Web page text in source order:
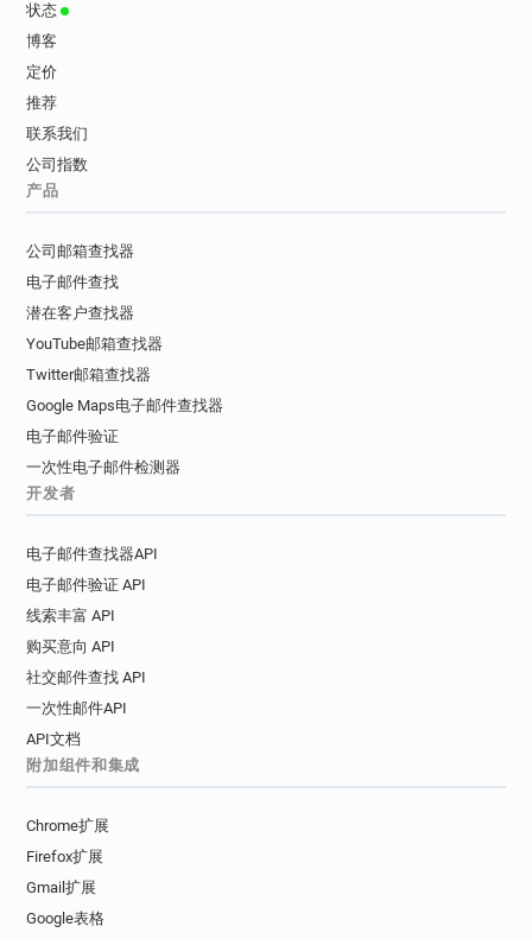
状态
博客
定价
推荐
联系我们
公司指数
产品
公司邮箱查找器
电子邮件查找
潜在客户查找器
YouTube邮箱查找器
Twitter邮箱查找器
Google Maps电子邮件查找器
电子邮件验证
一次性电子邮件检测器
开发者
电子邮件查找器API
电子邮件验证 API
线索丰富 API
购买意向 API
社交邮件查找 API
一次性邮件API
API文档
附加组件和集成
Chrome扩展
Firefox扩展
Gmail扩展
Google表格